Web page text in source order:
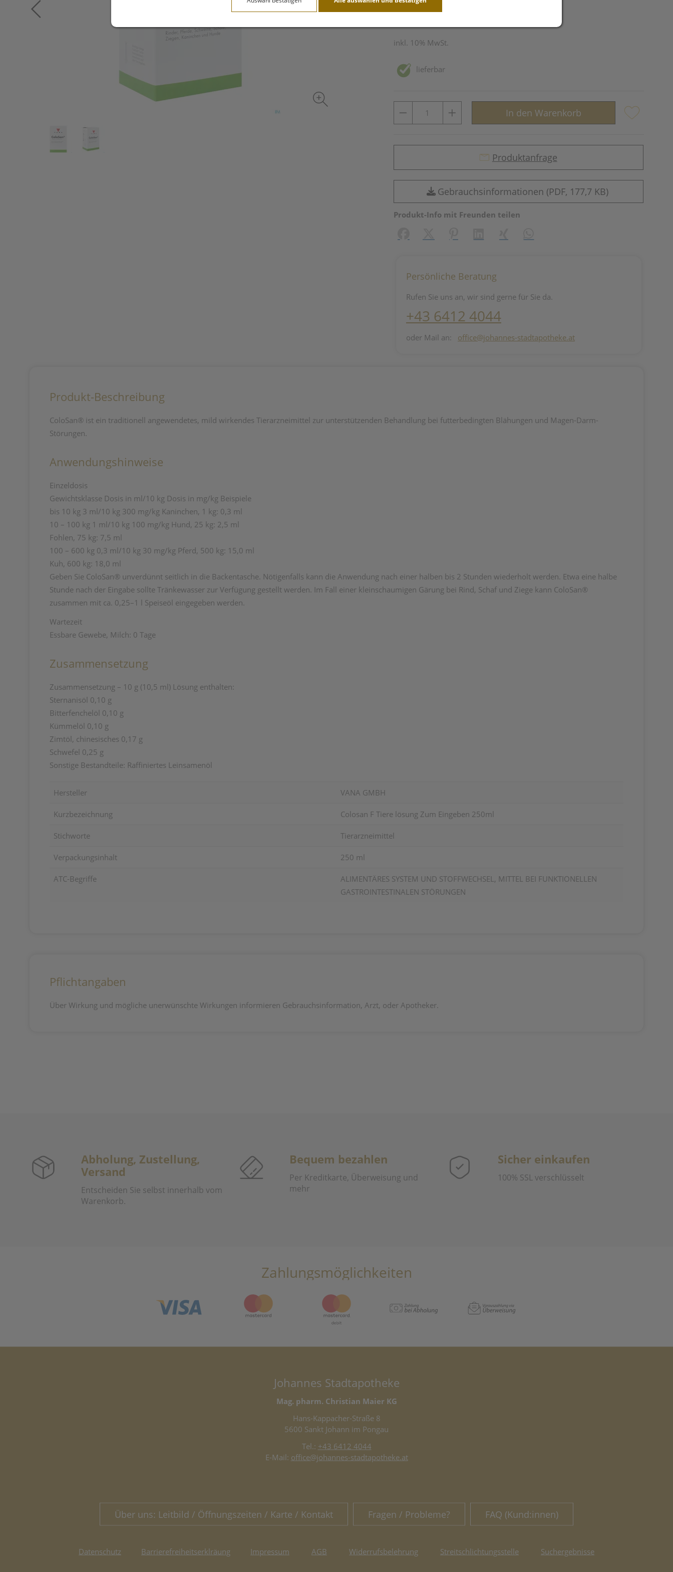
inkl. 10% MwSt.
lieferbar
In den Warenkorb
Produktanfrage
Gebrauchsinformationen (PDF, 177,7 KB)
Produkt-Info mit Freunden teilen
Persönliche Beratung
Rufen Sie uns an, wir sind gerne für Sie da.
+43 6412 4044
oder Mail an: office@johannes-stadtapotheke.at
Produkt-Beschreibung
ColoSan® ist ein traditionell angewendetes, mild wirkendes Tierarzneimittel zur unterstützenden Behandlung bei futterbedingten Blähungen und Magen-Darm-
Störungen.
Anwendungshinweise
Einzeldosis
Gewichtsklasse Dosis in ml/10 kg Dosis in mg/kg Beispiele
bis 10 kg 3 ml/10 kg 300 mg/kg Kaninchen, 1 kg: 0,3 ml
10 – 100 kg 1 ml/10 kg 100 mg/kg Hund, 25 kg: 2,5 ml
Fohlen, 75 kg: 7,5 ml
100 – 600 kg 0,3 ml/10 kg 30 mg/kg Pferd, 500 kg: 15,0 ml
Kuh, 600 kg: 18,0 ml
Geben Sie ColoSan® unverdünnt seitlich in die Backentasche. Nötigenfalls kann die Anwendung nach einer halben bis 2 Stunden wiederholt werden. Etwa eine halbe
Stunde nach der Eingabe sollte Tränkewasser zur Verfügung gestellt werden. Im Fall einer kleinschaumigen Gärung bei Rind, Schaf und Ziege kann ColoSan®
zusammen mit ca. 0,25–1 l Speiseöl eingegeben werden.
Wartezeit
Essbare Gewebe, Milch: 0 Tage
Zusammensetzung
Zusammensetzung – 10 g (10,5 ml) Lösung enthalten:
Sternanisöl 0,10 g
Bitterfenchelöl 0,10 g
Kümmelöl 0,10 g
Zimtöl, chinesisches 0,17 g
Schwefel 0,25 g
Sonstige Bestandteile: Raffiniertes Leinsamenöl
Hersteller VANA GMBH
Kurzbezeichnung Colosan F Tiere lösung Zum Eingeben 250ml
Stichworte Tierarzneimittel
Verpackungsinhalt 250 ml
ATC-Begriffe
ALIMENTÄRES SYSTEM UND STOFFWECHSEL, MITTEL BEI FUNKTIONELLEN
GASTROINTESTINALEN STÖRUNGEN
Pflichtangaben
Über Wirkung und mögliche unerwünschte Wirkungen informieren Gebrauchsinformation, Arzt, oder Apotheker.
Abholung, Zustellung,
Versand
Entscheiden Sie selbst innerhalb vom
Warenkorb.
Bequem bezahlen
Per Kreditkarte, Überweisung und
mehr
Sicher einkaufen
100% SSL verschlüsselt
Zahlungsmöglichkeiten
Johannes Stadtapotheke
Mag. pharm. Christian Maier KG
Hans-Kappacher-Straße 8
5600 Sankt Johann im Pongau
Tel.: +43 6412 4044
E-Mail: office@johannes-stadtapotheke.at
Über uns: Leitbild / Öffnungszeiten / Karte / Kontakt Fragen / Probleme? FAQ (Kund:innen)
Datenschutz Barrierefreiheitserklräung Impressum AGB Widerrufsbelehrung Streitschlichtungsstelle Suchergebnisse